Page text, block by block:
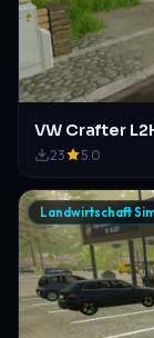
VW Crafter
23 5.0
Landwirtschaft